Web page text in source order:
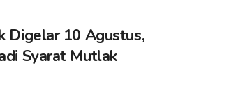
Digelar 10 Agustus,
Syarat Mutlak